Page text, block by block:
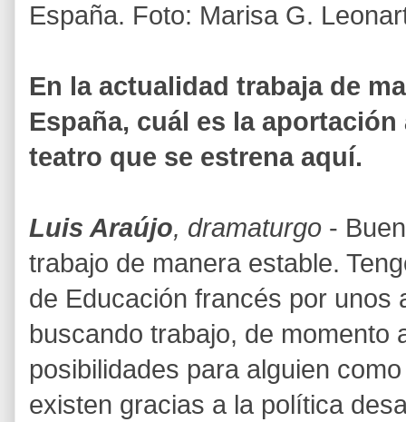
España. Foto: Marisa G.
En la actualidad trabaja de
España, cuál es la
teatro que se estrena aquí.
Luis Araújo, dramaturgo -
trabajo de manera estable.
de Educación francés por unos
buscando trabajo, de momento
posibilidades para alguien
existen gracias a la política